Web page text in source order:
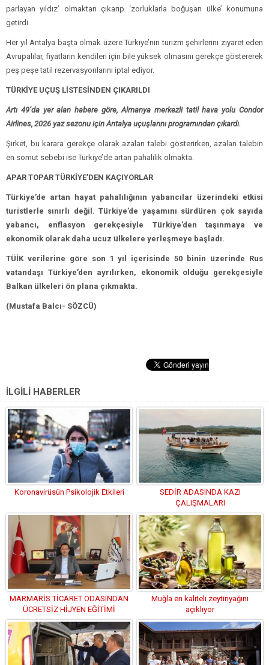
parlayan yıldız’ olmaktan çıkarıp ‘zorluklarla boğuşan ülke’ konumuna
getirdi.
Her yıl Antalya başta olmak üzere Türkiye’nin turizm şehirlerini ziyaret eden
Avrupalılar, fiyatların kendileri için bile yüksek olmasını gerekçe göstererek
peş peşe tatil rezervasyonlarını iptal ediyor.
TÜRKİYE UÇUŞ LİSTESİNDEN ÇIKARILDI
Artı 49’da yer alan habere göre, Almanya merkezli tatil hava yolu Condor
Airlines, 2026 yaz sezonu için Antalya uçuşlarını programından çıkardı.
Şirket, bu karara gerekçe olarak azalan talebi gösterirken, azalan talebin
en somut sebebi ise Türkiye’de artan pahalılık olmakta.
APAR TOPAR TÜRKİYE’DEN KAÇIYORLAR
Türkiye’de artan hayat pahalılığının yabancılar üzerindeki etkisi
turistlerle sınırlı değil. Türkiye’de yaşamını sürdüren çok sayıda
yabancı, enflasyon gerekçesiyle Türkiye’den taşınmaya ve
ekonomik olarak daha ucuz ülkelere yerleşmeye başladı.
TÜİK verilerine göre son 1 yıl içerisinde 50 binin üzerinde Rus
vatandaşı Türkiye’den ayrılırken, ekonomik olduğu gerekçesiyle
Balkan ülkeleri ön plana çıkmakta.
(Mustafa Balcı- SÖZCÜ)
İLGİLİ HABERLER
Koronavirüsün Psikolojik Etkileri
SEDİR ADASINDA KAZI
ÇALIŞMALARI
MARMARİS TİCARET ODASINDAN
ÜCRETSİZ HİJYEN EĞİTİMİ
Muğla en kaliteli zeytinyağını
açıklıyor